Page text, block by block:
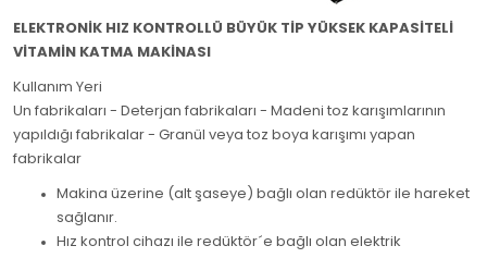
ELEKTRONİK HIZ KONTROLLÜ BÜYÜK TİP YÜKSEK KAPASİTELİ
VİTAMİN KATMA MAKİNASI
Kullanım Yeri
Un fabrikaları - Deterjan fabrikaları - Madeni toz karışımlarının
yapıldığı fabrikalar - Granül veya toz boya karışımı yapan
fabrikalar
Makina üzerine (alt şaseye) bağlı olan redüktör ile hareket
sağlanır.
Hız kontrol cihazı ile redüktör´e bağlı olan elektrik